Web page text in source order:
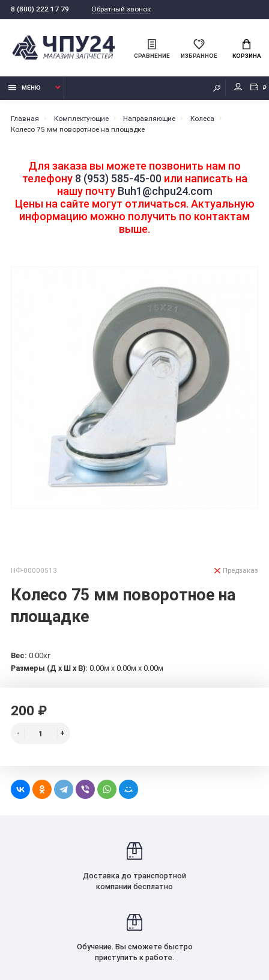
8 (800) 222 17 79 Обратный звонок
СРАВНЕНИЕ ИЗБРАННОЕ КОРЗИНА
МЕНЮ ₽
Главная Комплектующие Направляющие
Колеса
Колесо 75 мм поворотное на площадке
Для заказа вы можете позвонить нам по
телефону 8 (953) 585-45-00или написать на
нашу почту Buh1@chpu24.com
Цены на сайте могут отличаться. Актуальную
информацию можно получить по контактам
выше.
НФ-00000513
Колесо 75 мм поворотное на
площадке
Предзаказ
Вес: 0.00кг
Размеры (Д х Ш х В): 0.00м x 0.00м x 0.00м
200 ₽
Доставка до транспортной
компании бесплатно
Обучение. Вы сможете быстро
приступить к работе.